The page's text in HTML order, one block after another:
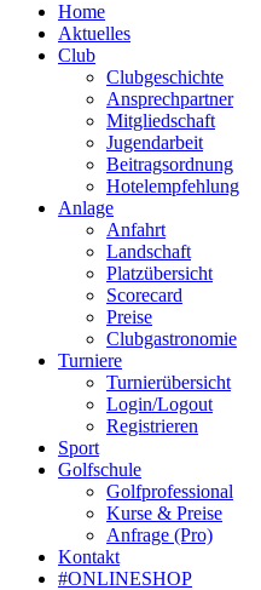
Home
Aktuelles
Club
Clubgeschichte
Ansprechpartner
Mitgliedschaft
Jugendarbeit
Beitragsordnung
Hotelempfehlung
Anlage
Anfahrt
Landschaft
Platzübersicht
Scorecard
Preise
Clubgastronomie
Turniere
Turnierübersicht
Login/Logout
Registrieren
Sport
Golfschule
Golfprofessional
Kurse & Preise
Anfrage (Pro)
Kontakt
#ONLINESHOP